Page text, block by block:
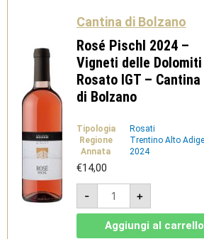
Cantina di Bolzano
Rosé Pischl 2024 –
Vigneti delle Dolomiti
Rosato IGT – Cantina
di Bolzano
Tipologia
Rosati
Regione
Trentino Alto Adige
Annata
2024
€14,00
-
Rosé
Pischl
2024
Vigneti
+
Aggiungi al carrello